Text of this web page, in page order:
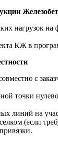
нагрузок
КЖ в
с
точки
линий на
(если